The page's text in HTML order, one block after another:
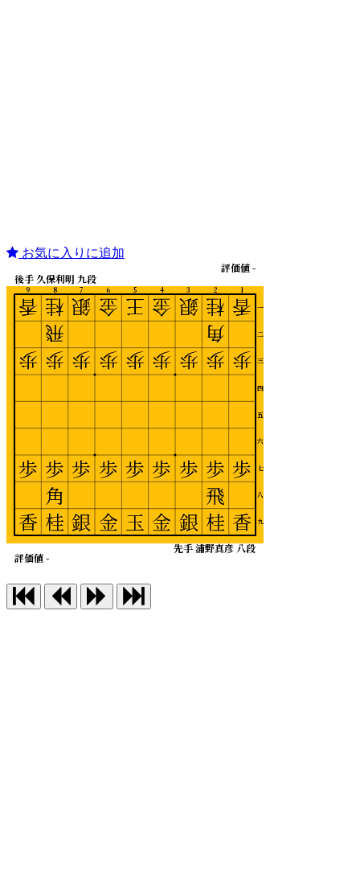
お気に入りに追加
1
2
3
4
5
6
7
8
9
一
二
三
四
五
六
七
八
九
先手 浦野真彦 八段
後手 久保利明 九段
評価値 -
評価値 -
香
歩
歩
香
桂
角
歩
歩
飛
桂
銀
歩
歩
銀
金
歩
歩
金
王
歩
歩
玉
金
歩
歩
金
銀
歩
歩
銀
桂
飛
歩
歩
角
桂
香
歩
歩
香